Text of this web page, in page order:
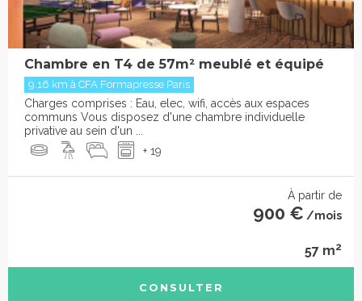
Chambre en T4 de 57m² meublé et équipé
9.16 km à CFA Formapresse Paris
Charges comprises : Eau, elec, wifi, accès aux espaces
communs Vous disposez d'une chambre individuelle
privative au sein d'un ...
+ 19
À partir de
900 € /mois
57 m2
CONSULTER